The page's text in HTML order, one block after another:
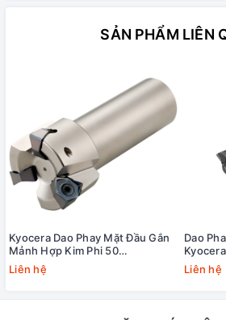
SẢN PHẨM LIÊN
Kyocera Dao Phay Mặt Đầu Gắn
Mảnh Hợp Kim Phi 50
MFWN90050R-S32-3T
Liên hệ
Dao
Liên hệ